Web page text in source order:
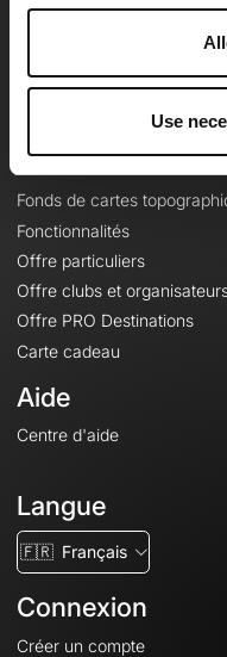
Use
Contact
Offres
Fonds de cartes
Fonctionnalités
Offre particuliers
Offre clubs et
Offre PRO Destinations
Carte cadeau
Aide
Centre d'aide
Langue
🇫🇷 Français
Connexion
Créer un compte